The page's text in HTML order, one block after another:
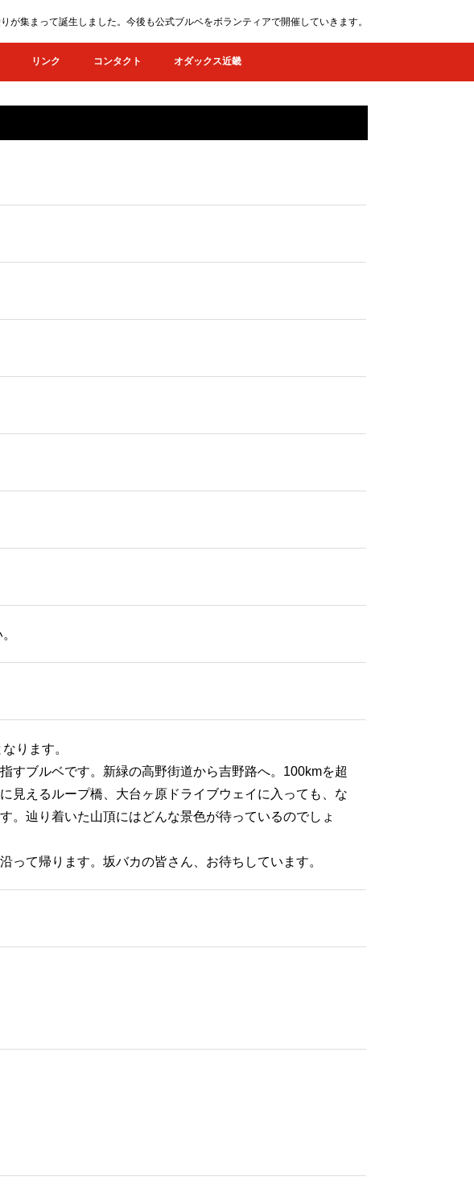
集まって誕生しました。今後も公式ブルベをボランティアで開催していきます。
リンク コンタクト オダックス近畿
ります。
すブルベです。新緑の高野街道から吉野路へ。100kmを超
見えるループ橋、大台ヶ原ドライブウェイに入っても、な
。辿り着いた山頂にはどんな景色が待っているのでしょ
って帰ります。坂バカの皆さん、お待ちしています。